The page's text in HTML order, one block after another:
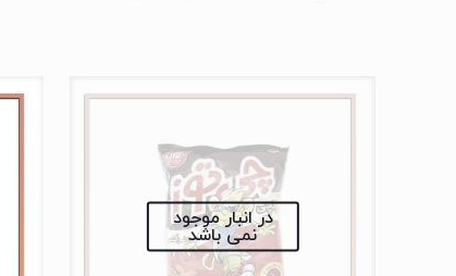
در انبار موجود
نمی باشد